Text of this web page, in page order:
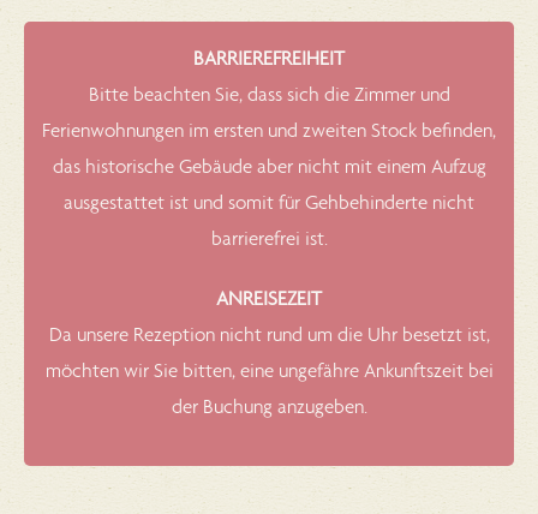
BARRIEREFREIHEIT
Bitte beachten Sie, dass sich die Zimmer und
Ferienwohnungen im ersten und zweiten Stock befinden,
das historische Gebäude aber nicht mit einem Aufzug
ausgestattet ist und somit für Gehbehinderte nicht
barrierefrei ist.
ANREISEZEIT
Da unsere Rezeption nicht rund um die Uhr besetzt ist,
möchten wir Sie bitten, eine ungefähre Ankunftszeit bei
der Buchung anzugeben.